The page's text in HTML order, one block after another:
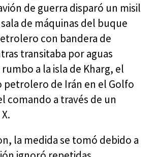
de guerra disparó un misil
de máquinas del buque
con bandera de
transitaba por aguas
a la isla de Kharg, el
de Irán en el Golfo
comando a través de un
la medida se tomó debido a